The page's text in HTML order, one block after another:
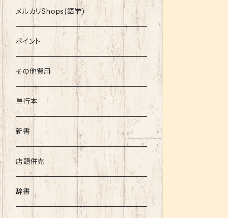
コミック
文庫
その他書籍
書籍以外
メルカリShops(語学)
ポイント
その他費用
単行本
新書
店頭併売
辞書